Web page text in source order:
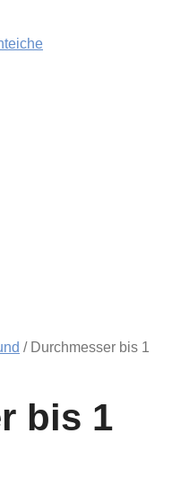
/ Durchmesser bis 1
bis 1